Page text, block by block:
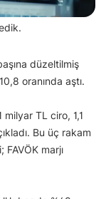
düzeltilmiş
oranında aştı.
milyar TL ciro, 1,1
Bu üç rakam
marjı